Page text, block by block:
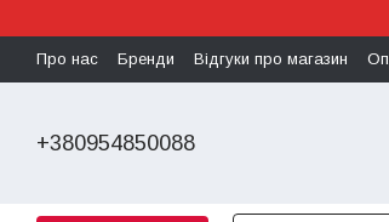
Про нас Бренди Відгуки про магазин
Політика конфіденційності
+380954850088